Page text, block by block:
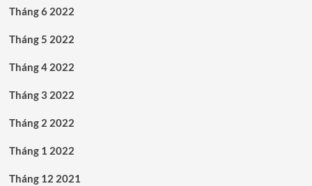
Tháng 6 2022
Tháng 5 2022
Tháng 4 2022
Tháng 3 2022
Tháng 2 2022
Tháng 1 2022
Tháng 12 2021